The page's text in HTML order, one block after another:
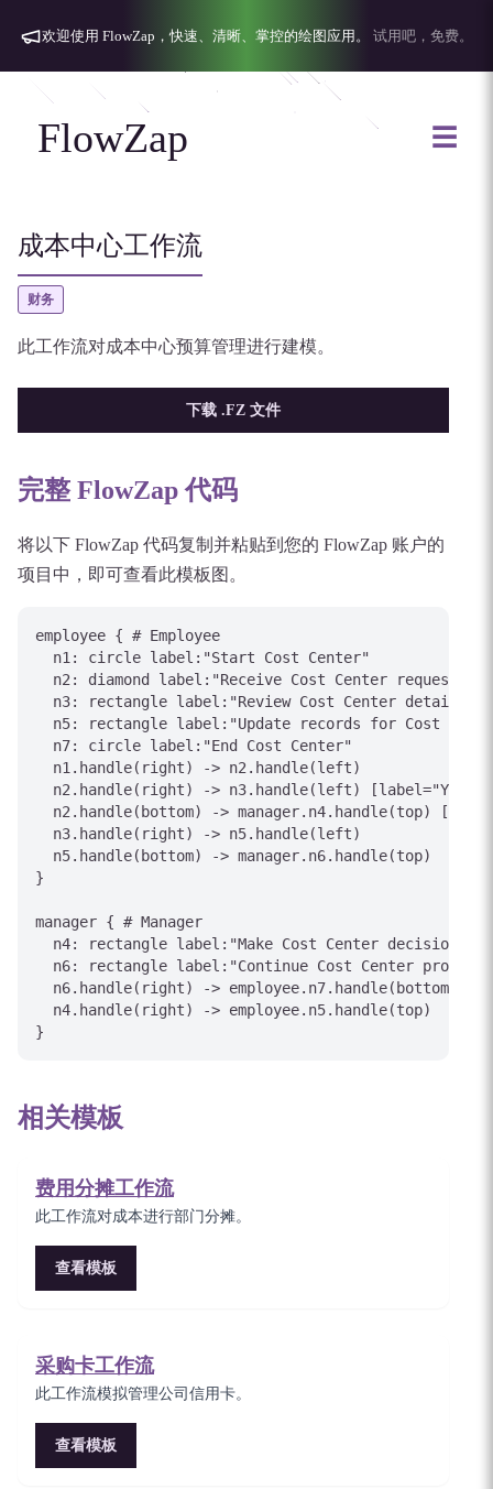
欢迎使用 FlowZap，快速、清晰、掌控的绘图应用。 试用吧，免费。
FlowZap ☰
成本中心工作流
财务
此工作流对成本中心预算管理进行建模。
下载 .FZ 文件
完整 FlowZap 代码
将以下 FlowZap 代码复制并粘贴到您的 FlowZap 账户的
项目中，即可查看此模板图。
employee { # Employee
  n1: circle label:"Start Cost Center"
  n2: diamond label:"Receive Cost Center request"
  n3: rectangle label:"Review Cost Center details"
n5: rectangle label:"Update records for Cost
  n7: circle label:"End Cost Center"
  n1.handle(right) -> n2.handle(left)
n2.handle(right) -> n3.handle(left) [label="Yes/
n2.handle(bottom) -> manager.n4.handle(top)
  n3.handle(right) -> n5.handle(left)
  n5.handle(bottom) -> manager.n6.handle(top)
}
manager { # Manager
  n4: rectangle label:"Make Cost Center decision"
  n6: rectangle label:"Continue Cost Center process"
  n6.handle(right) -> employee.n7.handle(bottom)
  n4.handle(right) -> employee.n5.handle(top)
相关模板
费用分摊工作流
此工作流对成本进行部门分摊。
查看模板
采购卡工作流
此工作流模拟管理公司信用卡。
查看模板